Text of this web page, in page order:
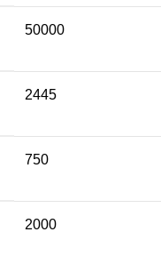
50000
2445
750
2000